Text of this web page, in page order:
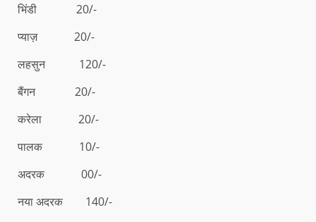
भिंडी 20/-
प्याज़ 20/-
लहसुन 120/-
बैंगन 20/-
करेला 20/-
पालक 10/-
अदरक 00/-
नया अदरक 140/-